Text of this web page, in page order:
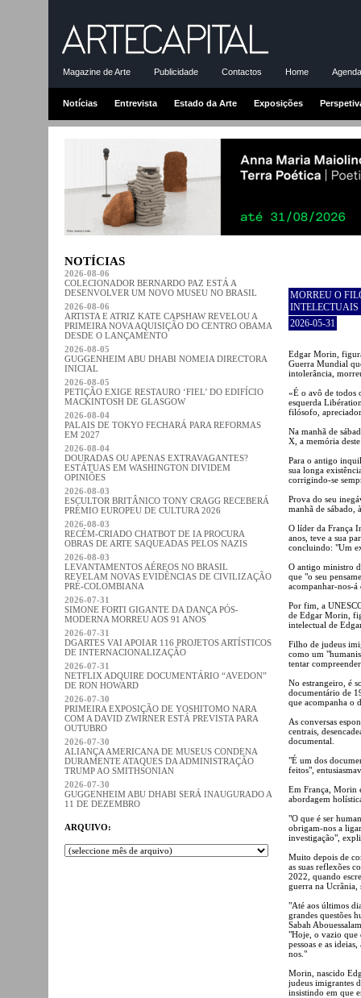
Magazine de Arte Publicidade Contactos Home
Notícias Entrevista Estado da Arte Exposições
NOTÍCIAS
2026-08-06
COLECIONADOR BERNARDO PAZ ESTÁ A
DESENVOLVER UM NOVO MUSEU NO BRASIL
2026-08-06
ARTISTA E ATRIZ KATE CAPSHAW REVELOU A
PRIMEIRA NOVA AQUISIÇÃO DO CENTRO OBAMA
DESDE O LANÇAMENTO
2026-08-05
GUGGENHEIM ABU DHABI NOMEIA DIRECTORA
INICIAL
2026-08-05
PETIÇÃO EXIGE RESTAURO ‘FIEL’ DO EDIFÍCIO
MACKINTOSH DE GLASGOW
2026-08-04
PALAIS DE TOKYO FECHARÁ PARA REFORMAS
EM 2027
2026-08-04
DOURADAS OU APENAS EXTRAVAGANTES?
ESTÁTUAS EM WASHINGTON DIVIDEM
OPINIÕES
2026-08-03
ESCULTOR BRITÂNICO TONY CRAGG RECEBERÁ
PRÉMIO EUROPEU DE CULTURA 2026
2026-08-03
RECÉM-CRIADO CHATBOT DE IA PROCURA
OBRAS DE ARTE SAQUEADAS PELOS NAZIS
2026-08-03
LEVANTAMENTOS AÉREOS NO BRASIL
REVELAM NOVAS EVIDÊNCIAS DE CIVILIZAÇÃO
PRÉ-COLOMBIANA
2026-07-31
SIMONE FORTI GIGANTE DA DANÇA PÓS-
MODERNA MORREU AOS 91 ANOS
2026-07-31
DGARTES VAI APOIAR 116 PROJETOS ARTÍSTICOS
DE INTERNACIONALIZAÇÃO
2026-07-31
NETFLIX ADQUIRE DOCUMENTÁRIO “AVEDON”
DE RON HOWARD
2026-07-30
PRIMEIRA EXPOSIÇÃO DE YOSHITOMO NARA
COM A DAVID ZWIRNER ESTÁ PREVISTA PARA
OUTUBRO
2026-07-30
ALIANÇA AMERICANA DE MUSEUS CONDENA
DURAMENTE ATAQUES DA ADMINISTRAÇÃO
TRUMP AO SMITHSONIAN
2026-07-30
GUGGENHEIM ABU DHABI SERÁ INAUGURADO A
11 DE DEZEMBRO
ARQUIVO:
MORREU O
2026-05-31
Edgar Morin,
Guerra Mundial
intolerância,
«É o avô de todos
esquerda
filósofo, apreciador
Na manhã de
X, a memória
Para o antigo
sua longa
corrigindo-se
Prova do seu
manhã de sábado,
O líder da França
anos, teve a sua
concluindo: "Um
O antigo ministro
que "o seu
acompanhar-nos-
Por fim, a
de Edgar Morin,
intelectual de
Filho de judeus
como um
tentar
No estrangeiro, é
documentário de
que acompanha o
As conversas
centrais,
documental.
"É um dos
feitos",
Em França, Morin
abordagem
"O que é ser
obrigam-nos a
investigação",
Muito depois de
as suas reflexões
2022, quando
guerra na Ucrânia,
"Até aos últimos
grandes questões
Sabah
"Hoje, o vazio que
pessoas e as
nos."
Morin, nascido
judeus imigrantes
insistindo em que